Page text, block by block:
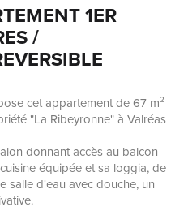
1ER
/
cet appartement de 67 m²
"La Ribeyronne" à Valréas
donnant accès au balcon
équipée et sa loggia, de
salle d'eau avec douche, un